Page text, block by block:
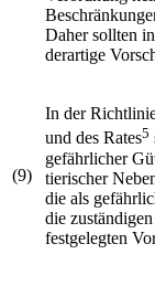
Daher sollten
derartige
(9)
In der
und des Rates5
gefährlicher
tierischer
die als
die
festgelegten